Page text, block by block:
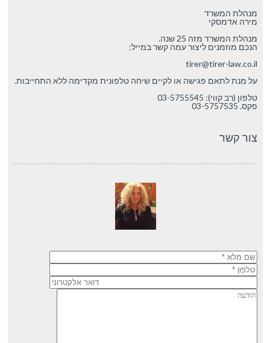
מנהלת המשרד
מירה אדמסקי
מנהלת המשרד מזה 25 שנה.
הנכם מוזמנים ליצור עמה קשר במייל:
tirer@tirer-law.co.il
על מנת לתאם פגישה או לקיים שיחה טלפונית מקדימה ללא התחייבות.
טלפון (רב קווי): 03-5755545
פקס. 03-5757535
צור קשר